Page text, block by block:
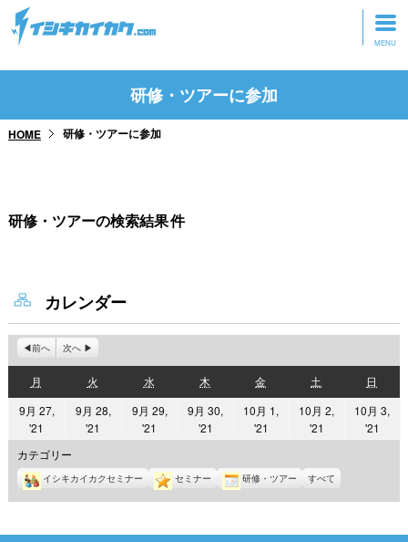
トップページ
研修・ツアーに参加
研修・ツアーに参加
HOME 研修・ツアーに参加
研修・ツアーの検索結果件
カレンダー
前へ 次へ
月
曜
日
火
曜
日
水水
曜
日
木
曜
日
金金
曜
日
土
曜
日
日
曜
日
9月 27,
'21
年
9
月
27
9月 28,
'21
9
月
28
9月 29,
'21
9
月
29
9月 30,
'21
9
月
30
10月 1,
'21
10
月
1
10月 2,
'21
10
月
2
10月 3,
'21
3
カテゴリー
イシキカイカクセミナー セミナー 研修・ツアー すべて